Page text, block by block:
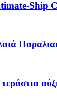
Ship